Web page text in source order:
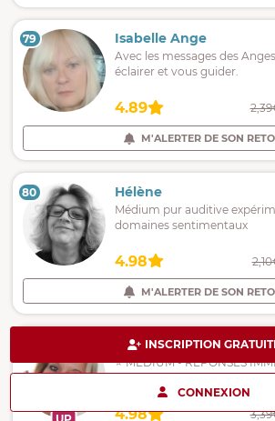
INSCRIPTION
CONNEXION
79 Isabelle Ange
Avec les messages des
éclairer et vous guider.
4.89
M'ALERTER DE SON
80 Hélène
Médium pur auditive expérimentée sur les
domaines sentimentaux
4.98
M'ALERTER DE SON
UP
Elga
⭐ MEDIUM - RÉPONSES
COMPLAISANCE
4.98